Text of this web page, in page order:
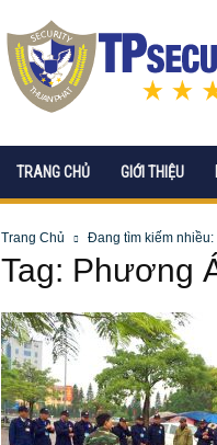
CÔNG
TY
CP
DỊCH
VỆ
TRANG CHỦ GIỚI THIỆU
Trang Chủ Đang tìm kiếm nhiều:
Tag: Phương